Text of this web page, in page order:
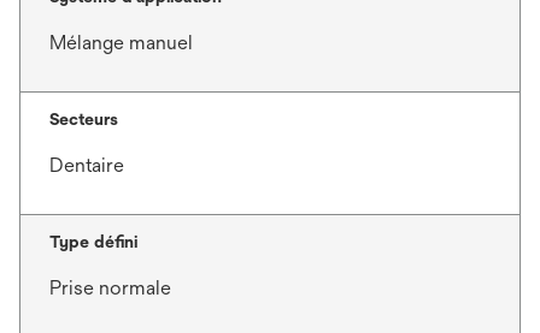
Mélange manuel
Secteurs
Dentaire
Type défini
Prise normale